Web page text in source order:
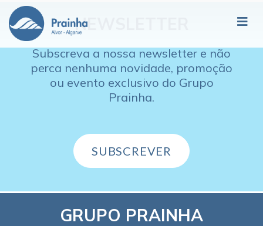
NEWSLETTER
Subscreva a nossa newsletter e não
perca nenhuma novidade, promoção
ou evento exclusivo do Grupo
Prainha.
SUBSCREVER
GRUPO PRAINHA